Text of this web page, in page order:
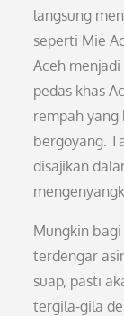
langsung
seperti Mie
Aceh
pedas khas
rempah
bergoyang.
disajikan
Mungkin
terdengar
suap, pasti
tergila-gila